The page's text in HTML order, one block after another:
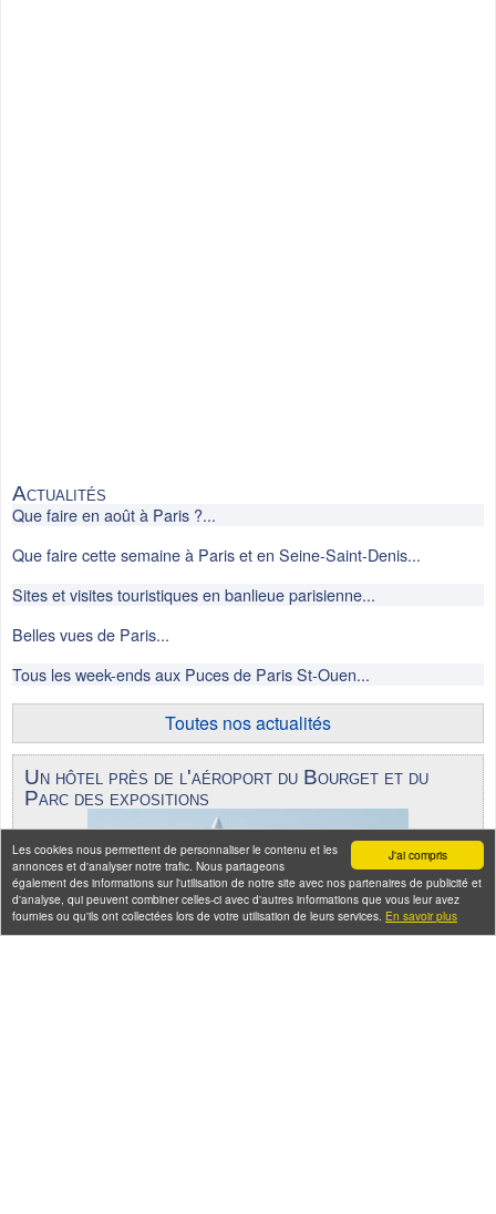
J'ai compris
Les cookies nous permettent de personnaliser le contenu et les
annonces et d'analyser notre trafic. Nous partageons
également des informations sur l'utilisation de notre site avec nos partenaires de publicité et
d'analyse, qui peuvent combiner celles-ci avec d'autres informations que vous leur avez
fournies ou qu'ils ont collectées lors de votre utilisation de leurs services. En savoir plus
Actualités
Que faire en août à Paris ?...
Que faire cette semaine à Paris et en Seine-Saint-Denis...
Sites et visites touristiques en banlieue parisienne...
Belles vues de Paris...
Tous les week-ends aux Puces de Paris St-Ouen...
Toutes nos actualités
Un hôtel près de l'aéroport du Bourget et du
Parc des expositions